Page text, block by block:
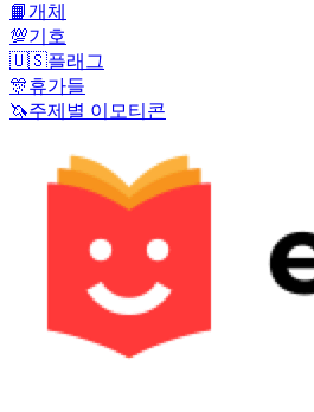
📙개체
💯기호
🇺🇸플래그
🎊휴가들
🦄주제별 이모티콘